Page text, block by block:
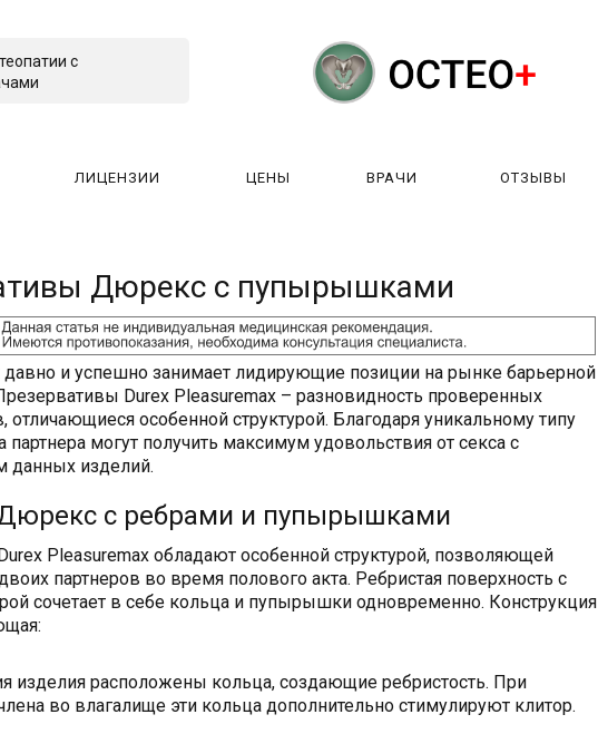
с
ЛИЦЕНЗИИ ЦЕНЫ ВРАЧИ ОТЗЫВЫ
Дюрекс с пупырышками
давно и успешно занимает лидирующие позиции на рынке барьерной
Durex Pleasuremax – разновидность проверенных
отличающиеся особенной структурой. Благодаря уникальному типу
партнера могут получить максимум удовольствия от секса с
данных изделий.
с ребрами и пупырышками
Pleasuremax обладают особенной структурой, позволяющей
партнеров во время полового акта. Ребристая поверхность с
сочетает в себе кольца и пупырышки одновременно. Конструкция
изделия расположены кольца, создающие ребристость. При
во влагалище эти кольца дополнительно стимулируют клитор.